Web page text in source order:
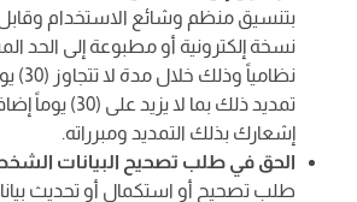
بتنسيق منظم وشائع الاستخدام
نسخة إلكترونية أو مطبوعة إلى الحد
نظامياً
تمديد ذلك بما لا يزيد
إشعارك بذلك التمديد ومبرراته.
الحق في طلب تصحيح البيانات
طلب تصحيح أو استكمال أو تحديث